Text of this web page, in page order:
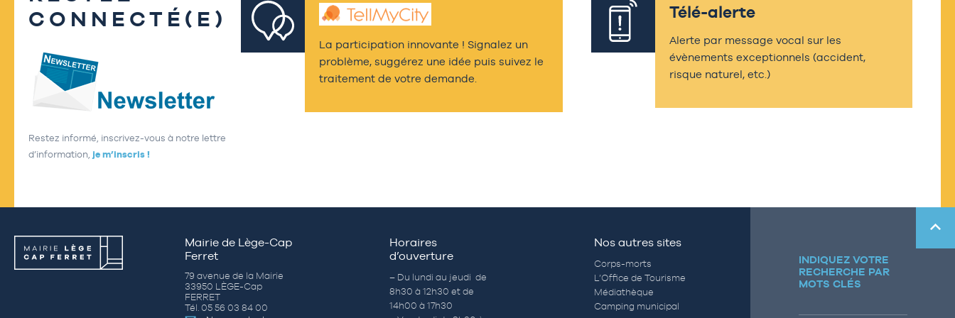
CONNECTÉ(E)
Restez informé, inscrivez-vous à notre lettre
d’information, je m’inscris !
La participation innovante ! Signalez un
problème, suggérez une idée puis suivez le
traitement de votre demande.
Télé-alerte
Alerte par message vocal sur les
évènements exceptionnels (accident,
risque naturel, etc.)
Mairie de Lège-Cap
Ferret
79 avenue de la Mairie
33950 LÈGE-Cap
FERRET
Tél. 05 56 03 84 00
Horaires
d’ouverture
– Du lundi au jeudi de
8h30 à 12h30 et de
14h00 à 17h30
Nos autres sites
Corps-morts
L’Office de Tourisme
Médiathèque
Camping municipal
INDIQUEZ VOTRE
RECHERCHE PAR
MOTS CLÉS